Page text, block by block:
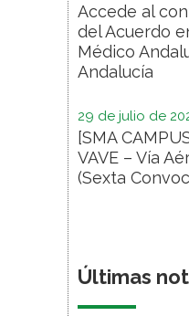
Accede al
del Acuerdo
Médico
Andalucía
29 de julio de
[SMA
VAVE – Vía
(Sexta
Últimas